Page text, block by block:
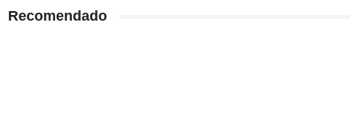
Recomendado